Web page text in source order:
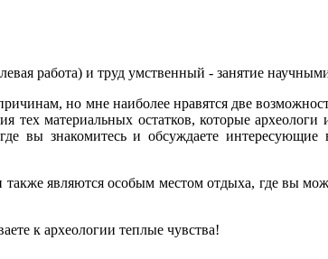
работа) и труд умственный - занятие
но мне наиболее нравятся две
тех материальных остатков, которые
вы знакомитесь и обсуждаете
также являются особым местом отдыха, где вы
к археологии теплые чувства!